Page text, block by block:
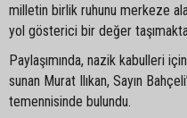
milletin birlik ruhunu merkeze
yol gösterici bir değer
Paylaşımında, nazik kabulleri
sunan Murat Ilıkan, Sayın
temennisinde bulundu.